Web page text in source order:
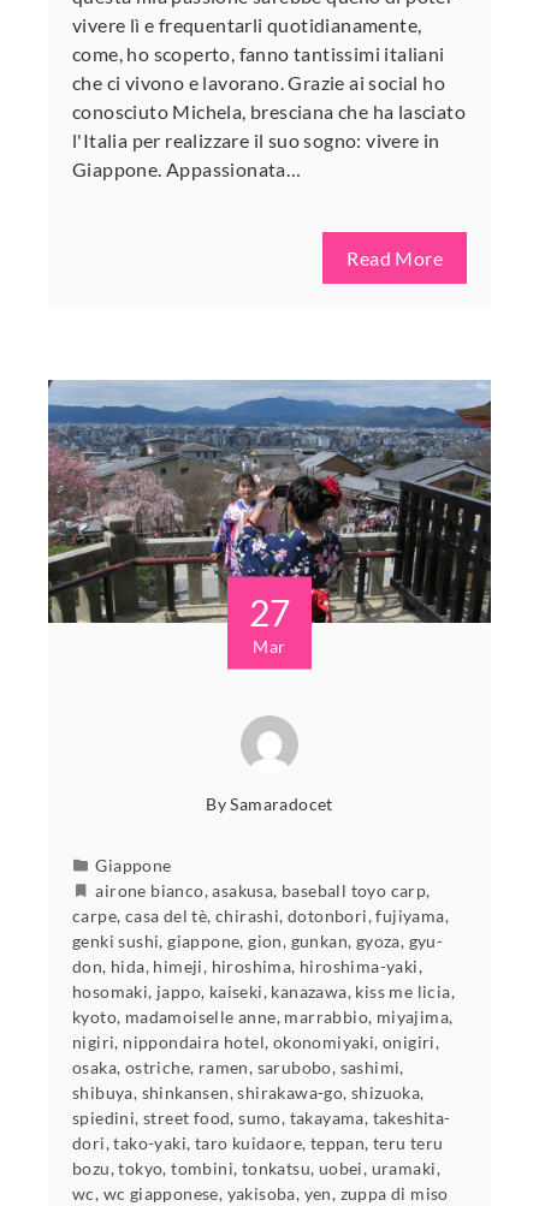
vivere lì e frequentarli quotidianamente,
come, ho scoperto, fanno tantissimi italiani
che ci vivono e lavorano. Grazie ai social ho
conosciuto Michela, bresciana che ha lasciato
l'Italia per realizzare il suo sogno: vivere in
Giappone. Appassionata…
Read More
27
Mar
BySamaradocet
Giappone
airone bianco,asakusa, baseball toyo carp,
carpe, casa del tè,chirashi,dotonbori,fujiyama,
genki sushi,giappone,gion, gunkan, gyoza, gyu-
don, hida, himeji, hiroshima, hiroshima-yaki,
hosomaki, jappo, kaiseki, kanazawa, kiss me licia,
kyoto, madamoiselle anne, marrabbio, miyajima,
nigiri, nippondaira hotel, okonomiyaki,onigiri,
osaka, ostriche, ramen, sarubobo, sashimi,
shibuya, shinkansen,shirakawa-go,shizuoka,
spiedini,street food,sumo, takayama, takeshita-
dori,tako-yaki, taro kuidaore, teppan,teru teru
bozu,tokyo,tombini, tonkatsu, uobei, uramaki,
wc, wc giapponese, yakisoba, yen, zuppa di miso